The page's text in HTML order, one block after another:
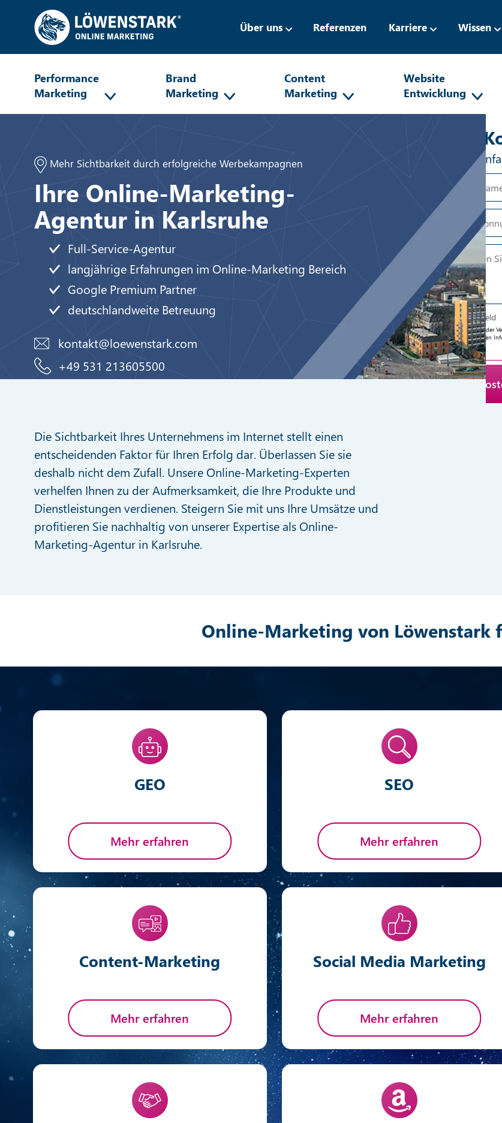
Über uns Referenzen Karriere Wissen
Performance
Marketing
Brand
Marketing
Content
Marketing
Website
Entwicklung
Mehr Sichtbarkeit durch erfolgreiche Werbekampagnen
Ihre Online-Marketing-
Agentur in Karlsruhe
Full-Service-Agentur
langjährige Erfahrungen im Online-Marketing Bereich
Google Premium Partner
deutschlandweite Betreuung
kontakt@loewenstark.com
+49 531 213605500
Ihr
Der
* Pflichtfeld
Ich stimme der
angeforderten
Die Sichtbarkeit Ihres Unternehmens im Internet stellt einen
entscheidenden Faktor für Ihren Erfolg dar. Überlassen Sie sie
deshalb nicht dem Zufall. Unsere Online-Marketing-Experten
verhelfen Ihnen zu der Aufmerksamkeit, die Ihre Produkte und
Dienstleistungen verdienen. Steigern Sie mit uns Ihre Umsätze und
profitieren Sie nachhaltig von unserer Expertise als Online-
Marketing-Agentur in Karlsruhe.
Online-Marketing von Löwenstark
GEO
Mehr erfahren
SEO
Mehr erfahren
Content-Marketing
Mehr erfahren
Social Media Marketing
Mehr erfahren